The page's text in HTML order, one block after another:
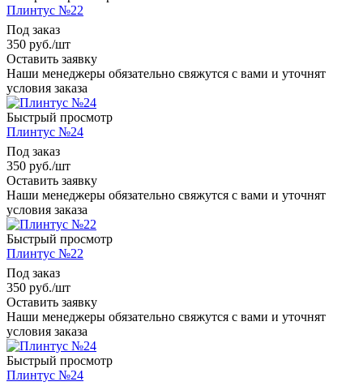
Плинтус №22
Под заказ
350 руб./шт
Оставить заявку
Наши менеджеры обязательно свяжутся с вами и уточнят
условия заказа
Быстрый просмотр
Плинтус №24
Под заказ
350 руб./шт
Оставить заявку
Наши менеджеры обязательно свяжутся с вами и уточнят
условия заказа
Быстрый просмотр
Плинтус №22
Под заказ
350 руб./шт
Оставить заявку
Наши менеджеры обязательно свяжутся с вами и уточнят
условия заказа
Быстрый просмотр
Плинтус №24